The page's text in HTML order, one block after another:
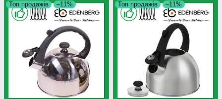
Топ продажів –11% Топ продажів –11%